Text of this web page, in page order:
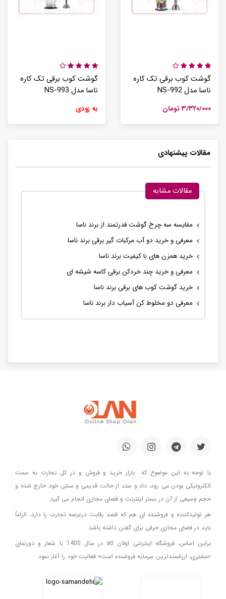
گوشت کوب برقی تک کاره
ناسا مدل NS-993
به زودی
گوشت کوب برقی تک کاره
ناسا مدل NS-992
۳/۳۲۰/۰۰۰ تومان
مقالات پیشنهادی
مقالات مشابه
مقایسه سه چرخ گوشت قدرتمند از برند ناسا
معرفی و خرید دو آب مرکبات گیر برقی برند ناسا
خرید همزن های با کیفیت برند ناسا
معرفی و خرید چند خردکن برقی کاسه شیشه ای
خرید گوشت کوب های برقی برند ناسا
معرفی دو مخلوط کن آسیاب دار برند ناسا
با توجه به این موضوع که بازار خرید و فروش و در کل تجارت به سمت
الکترونیکی بودن می رود، داد و ستد از حالت قدیمی و سنتی خود خارج شده و
حجم وسیعی از آن در بستر اینترنت و فضای مجازی انجام می گیرد.
هر تولیدکننده و فروشنده ای هم که قصد رقابت درعرصه تجارت را دارد، الزاماً
باید در فضای مجازی حرفی برای گفتن داشته باشد.
براین اساس، فروشگاه اینترنتی اولان کالا در سال 1400 با شعار و دورنمای
«مشتری، ارزشمندترین سرمایه فروشنده است» فعالیت خود را آغاز نمود.